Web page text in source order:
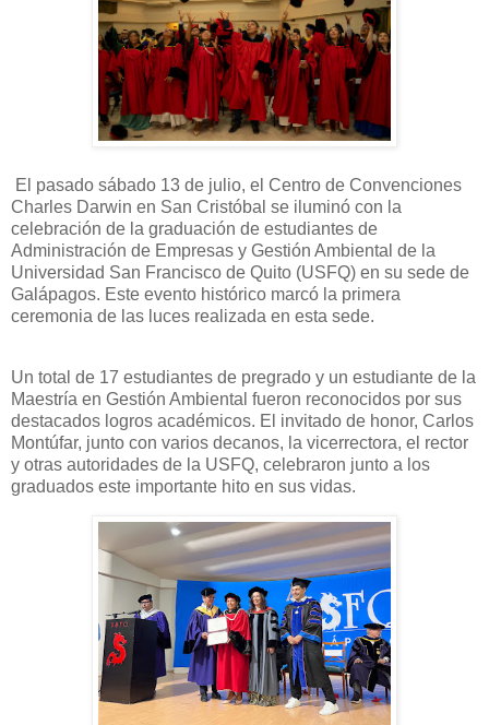
El pasado sábado 13 de julio, el Centro de Convenciones
Charles Darwin en San Cristóbal se iluminó con la
celebración de la graduación de estudiantes de
Administración de Empresas y Gestión Ambiental de la
Universidad San Francisco de Quito (USFQ) en su sede de
Galápagos. Este evento histórico marcó la primera
ceremonia de las luces realizada en esta sede.
Un total de 17 estudiantes de pregrado y un estudiante de la
Maestría en Gestión Ambiental fueron reconocidos por sus
destacados logros académicos. El invitado de honor, Carlos
Montúfar, junto con varios decanos, la vicerrectora, el rector
y otras autoridades de la USFQ, celebraron junto a los
graduados este importante hito en sus vidas.